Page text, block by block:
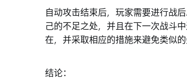
自动攻击结束后，玩家需要进行战
己的不足之处，并且在下一次战斗
在，并采取相应的措施来避免类似的
结论：